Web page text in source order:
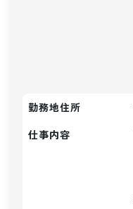
勤務地住所
仕事内容